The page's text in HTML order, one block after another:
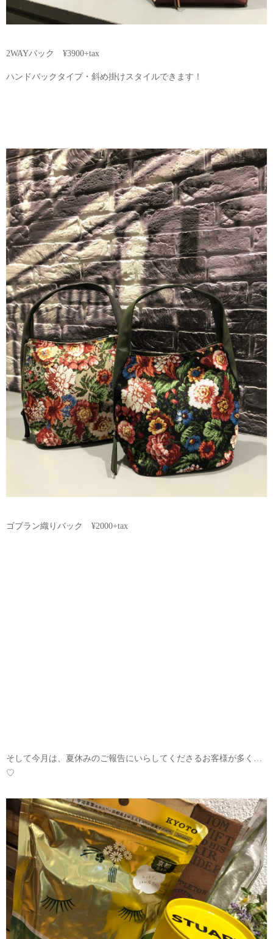
2WAYバック ¥3900+tax
ハンドバックタイプ・斜め掛けスタイルできます！
ゴブラン織りバック ¥2000+tax
そして今月は、夏休みのご報告にいらしてくださるお客様が多く…
♡